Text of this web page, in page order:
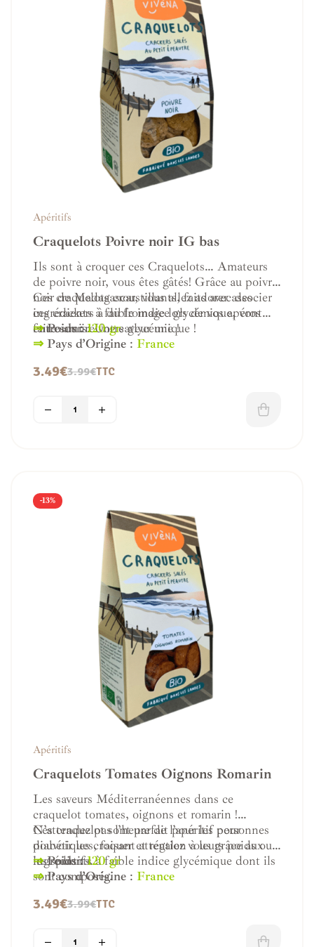
Apéritifs
Craquelots Poivre noir IG bas
Ils sont à croquer ces Craquelots… Amateurs
de poivre noir, vous êtes gâtés! Grâce au poivre
noir de Madagascar, vous allez adorer associer
ces crackers à du fromage lors de vos apéros
entre amis. Une saveur unique !
Ces craquelots croustillants, faits avec des
ingrédients à faible indice glycémique, vont
faire sourire votre glycémie !
⇒Poids :120 gr
⇒ Pays d’Origine : France
3.99€
3.49€ TTC
-13%
Apéritifs
Craquelots Tomates Oignons Romarin
Les saveurs Méditerranéennes dans ce
craquelot tomates, oignons et romarin !
N’attendez pas l’heure de l’apéritif pour
pouvoir les croquer et régalez vous grâce aux
ingrédients à faible indice glycémique dont ils
sont composés.
Ces craquelot sont parfait pour les personnes
diabétiques, faisant attention à leurs poids ou
les sportifs.
⇒Poids :120 gr
⇒Pays d’Origine : France
3.99€
3.49€ TTC